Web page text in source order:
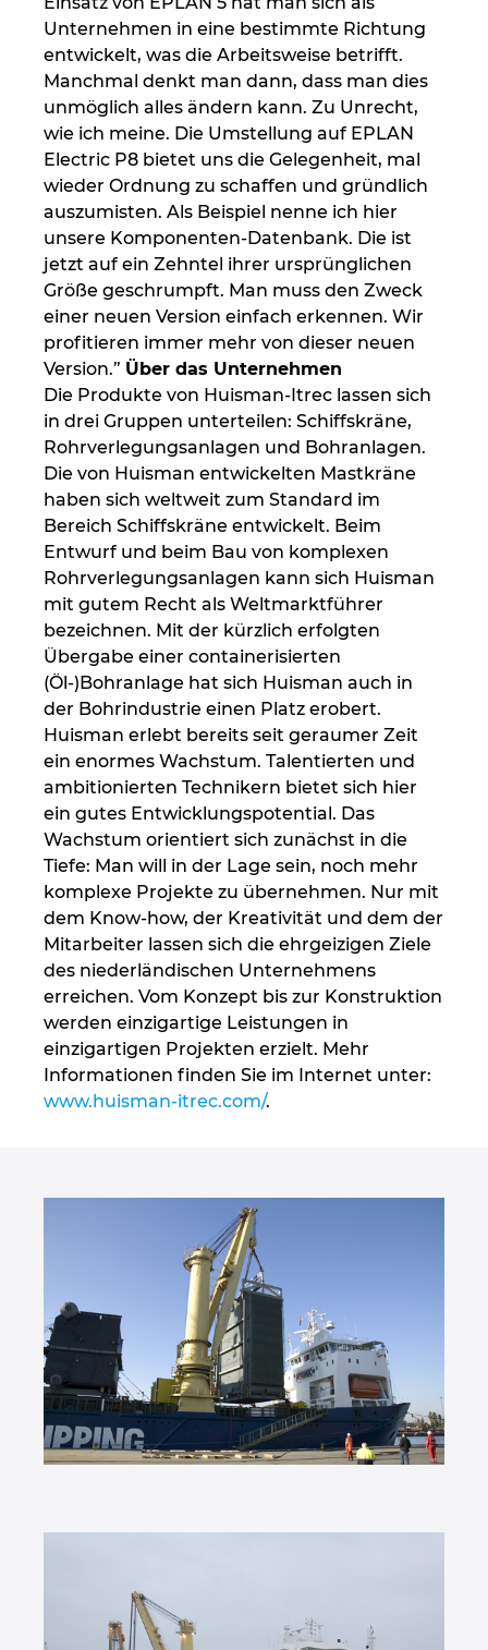
Unternehmen in eine bestimmte Richtung
entwickelt, was die Arbeitsweise betrifft.
Manchmal denkt man dann, dass man dies
unmöglich alles ändern kann. Zu Unrecht,
wie ich meine. Die Umstellung auf EPLAN
Electric P8 bietet uns die Gelegenheit, mal
wieder Ordnung zu schaffen und gründlich
auszumisten. Als Beispiel nenne ich hier
unsere Komponenten-Datenbank. Die ist
jetzt auf ein Zehntel ihrer ursprünglichen
Größe geschrumpft. Man muss den Zweck
einer neuen Version einfach erkennen. Wir
profitieren immer mehr von dieser neuen
Version.” Über das Unternehmen
Die Produkte von Huisman-Itrec lassen sich
in drei Gruppen unterteilen: Schiffskräne,
Rohrverlegungsanlagen und Bohranlagen.
Die von Huisman entwickelten Mastkräne
haben sich weltweit zum Standard im
Bereich Schiffskräne entwickelt. Beim
Entwurf und beim Bau von komplexen
Rohrverlegungsanlagen kann sich Huisman
mit gutem Recht als Weltmarktführer
bezeichnen. Mit der kürzlich erfolgten
Übergabe einer containerisierten
(Öl-)Bohranlage hat sich Huisman auch in
der Bohrindustrie einen Platz erobert.
Huisman erlebt bereits seit geraumer Zeit
ein enormes Wachstum. Talentierten und
ambitionierten Technikern bietet sich hier
ein gutes Entwicklungspotential. Das
Wachstum orientiert sich zunächst in die
Tiefe: Man will in der Lage sein, noch mehr
komplexe Projekte zu übernehmen. Nur mit
dem Know-how, der Kreativität und dem der
Mitarbeiter lassen sich die ehrgeizigen Ziele
des niederländischen Unternehmens
erreichen. Vom Konzept bis zur Konstruktion
werden einzigartige Leistungen in
einzigartigen Projekten erzielt. Mehr
Informationen finden Sie im Internet unter:
www.huisman-itrec.com/.